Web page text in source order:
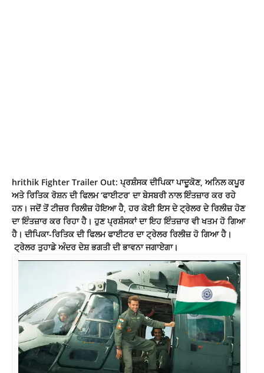
hrithik Fighter Trailer Out: ਪ੍ਰਸ਼ੰਸਕ ਦੀਪਿਕਾ ਪਾਦੂਕੋਣ, ਅਨਿਲ ਕਪੂਰ
ਅਤੇ ਰਿਤਿਕ ਰੋਸ਼ਨ ਦੀ ਫਿਲਮ ‘ਫਾਈਟਰ’ ਦਾ ਬੇਸਬਰੀ ਨਾਲ ਇੰਤਜ਼ਾਰ ਕਰ ਰਹੇ
ਹਨ। ਜਦੋਂ ਤੋਂ ਟੀਜ਼ਰ ਰਿਲੀਜ਼ ਹੋਇਆ ਹੈ, ਹਰ ਕੋਈ ਇਸ ਦੇ ਟ੍ਰੇਲਰ ਦੇ ਰਿਲੀਜ਼ ਹੋਣ
ਦਾ ਇੰਤਜ਼ਾਰ ਕਰ ਰਿਹਾ ਹੈ। ਹੁਣ ਪ੍ਰਸ਼ੰਸਕਾਂ ਦਾ ਇਹ ਇੰਤਜ਼ਾਰ ਵੀ ਖਤਮ ਹੋ ਗਿਆ
ਹੈ। ਦੀਪਿਕਾ-ਰਿਤਿਕ ਦੀ ਫਿਲਮ ਫਾਈਟਰ ਦਾ ਟ੍ਰੇਲਰ ਰਿਲੀਜ਼ ਹੋ ਗਿਆ ਹੈ।
ਟ੍ਰੇਲਰ ਤੁਹਾਡੇ ਅੰਦਰ ਦੇਸ਼ ਭਗਤੀ ਦੀ ਭਾਵਨਾ ਜਗਾਏਗਾ।